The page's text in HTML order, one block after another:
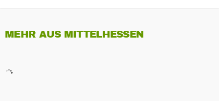
MEHR AUS MITTELHESSEN